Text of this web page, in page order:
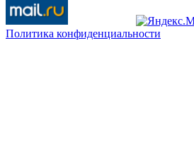
Политика конфиденциальности